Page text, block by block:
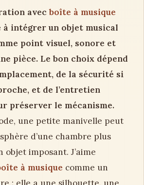
avecboîte à musique
à intégrer un objet musical
point visuel, sonore et
pièce. Le bon choix dépend
de la sécurité si
et de l’entretien
préserver le mécanisme.
une petite manivelle peut
d’une chambre plus
objet imposant. J’aime
à musique comme un